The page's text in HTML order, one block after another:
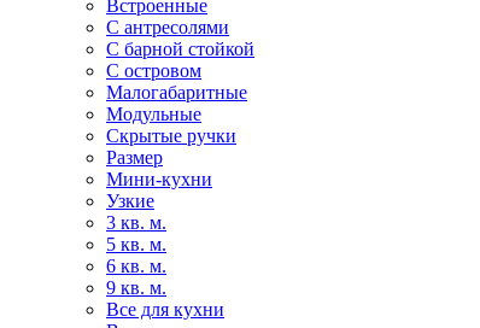
Встроенные
С антресолями
С барной стойкой
С островом
Малогабаритные
Модульные
Скрытые ручки
Размер
Мини-кухни
Узкие
3 кв. м.
5 кв. м.
6 кв. м.
9 кв. м.
Все для кухни